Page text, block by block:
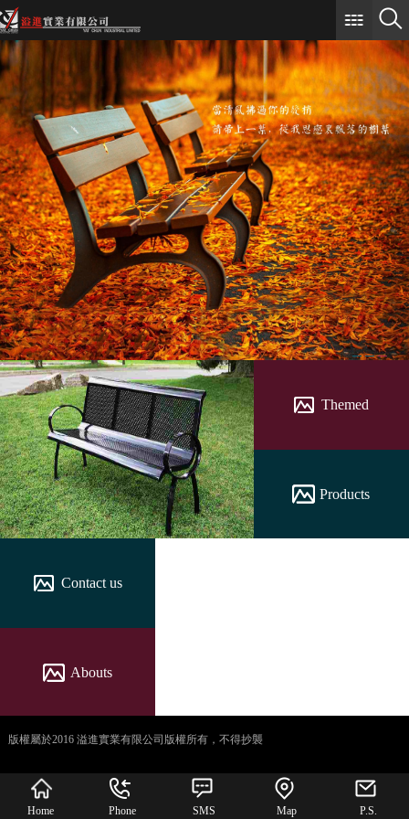
Themed
Products
Contact us
Abouts
版權屬於2016 溢進實業有限公司版權所有，不得抄襲
Home Phone SMS Map P.S.